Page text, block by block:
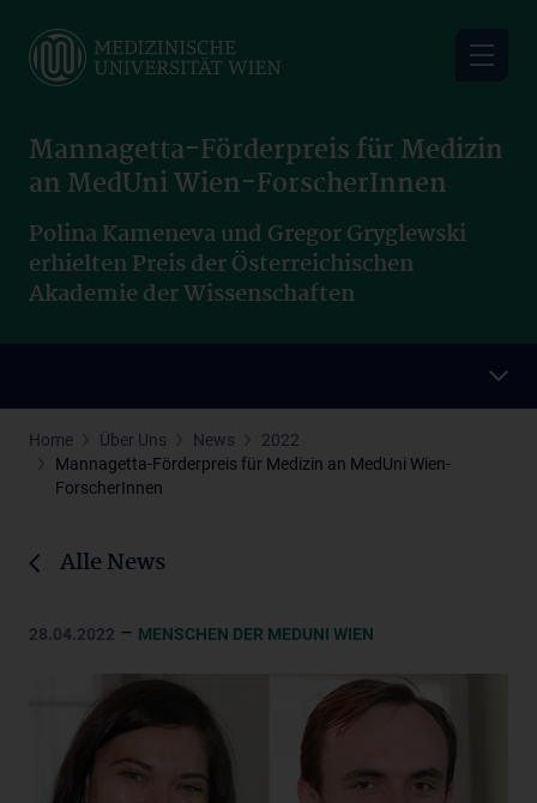
main
Mannagetta-Förderpreis für Medizin
an MedUni Wien-ForscherInnen
Polina Kameneva und Gregor Gryglewski
erhielten Preis der Österreichischen
Akademie der Wissenschaften
Home Über Uns News
2022
Mannagetta-Förderpreis für Medizin an MedUni Wien-
ForscherInnen
Alle News
28.04.2022 – MENSCHEN DER MEDUNI WIEN